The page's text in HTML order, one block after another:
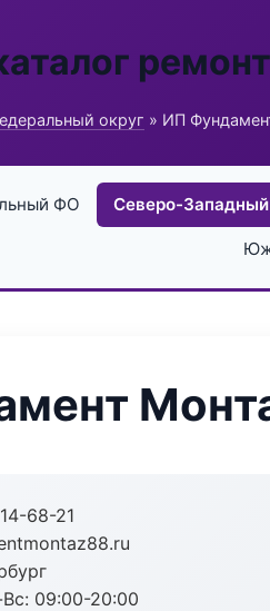
округ » ИП
ФО Северо-
68-21
09:00-20:00